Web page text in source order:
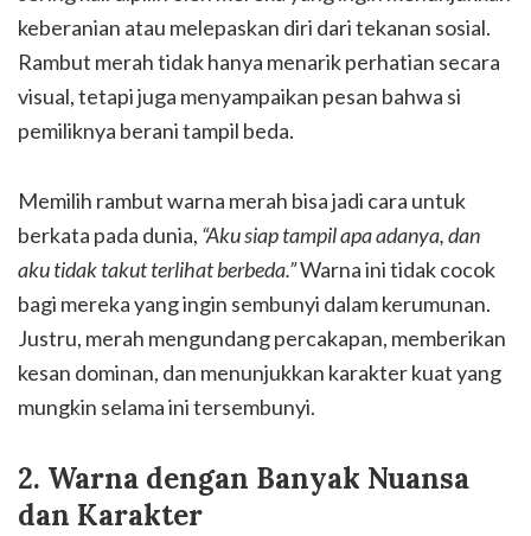
keberanian atau melepaskan diri dari tekanan sosial.
Rambut merah tidak hanya menarik perhatian secara
visual, tetapi juga menyampaikan pesan bahwa si
pemiliknya berani tampil beda.
Memilih rambut warna merah bisa jadi cara untuk
berkata pada dunia, “Aku siap tampil apa adanya, dan
aku tidak takut terlihat berbeda.”Warna ini tidak cocok
bagi mereka yang ingin sembunyi dalam kerumunan.
Justru, merah mengundang percakapan, memberikan
kesan dominan, dan menunjukkan karakter kuat yang
mungkin selama ini tersembunyi.
2. Warna dengan Banyak Nuansa
dan Karakter